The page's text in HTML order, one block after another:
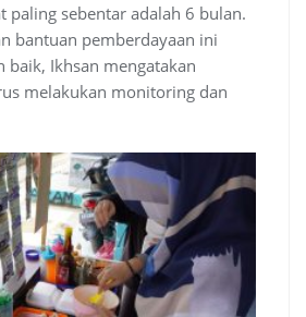
paling sebentar adalah 6 bulan.
bantuan pemberdayaan ini
baik, Ikhsan mengatakan
melakukan monitoring dan